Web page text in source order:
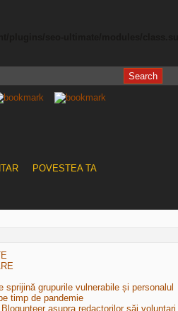
POVESTEA TA
sprijină grupurile vulnerabile și personalul
timp de pandemie
asupra redactorilor săi voluntari